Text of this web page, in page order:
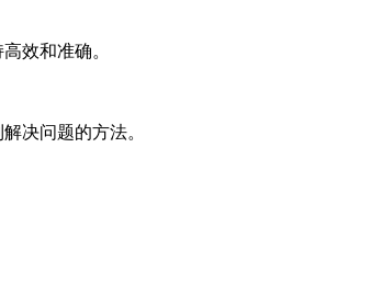
效和准确。
决问题的方法。